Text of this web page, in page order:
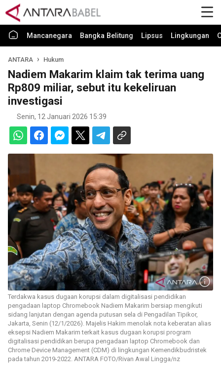
Mancanegara Bangka Belitung Lipsus Lingkungan
ANTARA Hukum
Nadiem Makarim klaim tak terima uang
Rp809 miliar, sebut itu kekeliruan
investigasi
Senin, 12 Januari 2026 15:39
Terdakwa kasus dugaan korupsi dalam digitalisasi pendidikan
pengadaan laptop Chromebook Nadiem Makarim bersiap mengikuti
sidang lanjutan dengan agenda putusan sela di Pengadilan Tipikor,
Jakarta, Senin (12/1/2026). Majelis Hakim menolak nota keberatan alias
eksepsi Nadiem Makarim terkait kasus dugaan korupsi program
digitalisasi pendidikan berupa pengadaan laptop Chromebook dan
Chrome Device Management (CDM) di lingkungan Kemendikbudristek
pada tahun 2019-2022. ANTARA FOTO/Rivan Awal Lingga/nz